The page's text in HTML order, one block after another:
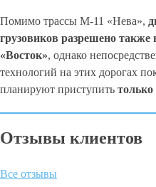
Помимо трассы М-11 «Нева»,
грузовиков разрешено
«Восток», однако
технологий на этих дорогах
планируют приступить только
Отзывы клиентов
Все отзывы